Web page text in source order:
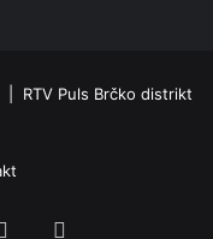
RTV Puls Brčko distrikt
Instagram